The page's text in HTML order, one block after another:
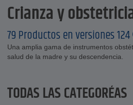
Crianza y
79 Productos en versiones 124
Una amplia gama de instrumentos
salud de la madre y su descendencia.
TODAS LAS CATEGORÍAS